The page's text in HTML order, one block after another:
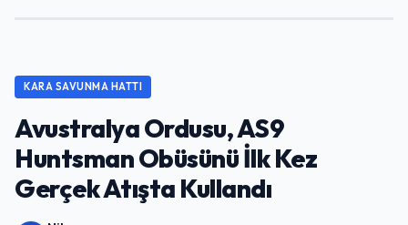
KARA SAVUNMA HATTI
Avustralya Ordusu, AS9
Huntsman Obüsünü İlk Kez
Gerçek Atışta Kullandı